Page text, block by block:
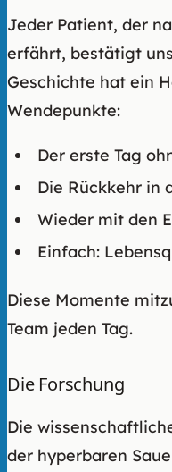
Jeder Patient, der
erfährt, bestätigt
Geschichte hat ein
Wendepunkte:
Der erste Tag
Die Rückkehr in
Wieder mit den
Einfach:
Diese Momente
Team jeden Tag.
Die Forschung
Die
der hyperbaren